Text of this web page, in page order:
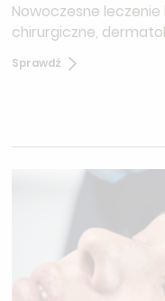
Nowoczesne
chirurgiczne,
eksperci ocenią stan
najlepszą strategię
Sprawdź